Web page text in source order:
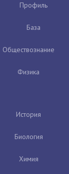
Профиль
База
Обществознание
Физика
История
Биология
Химия